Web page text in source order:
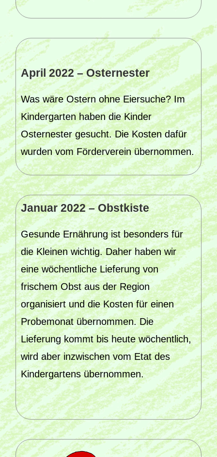
April 2022 – Osternester
Was wäre Ostern ohne Eiersuche? Im
Kindergarten haben die Kinder
Osternester gesucht. Die Kosten dafür
wurden vom Förderverein übernommen.
Januar 2022 – Obstkiste
Gesunde Ernährung ist besonders für
die Kleinen wichtig. Daher haben wir
eine wöchentliche Lieferung von
frischem Obst aus der Region
organisiert und die Kosten für einen
Probemonat übernommen. Die
Lieferung kommt bis heute wöchentlich,
wird aber inzwischen vom Etat des
Kindergartens übernommen.